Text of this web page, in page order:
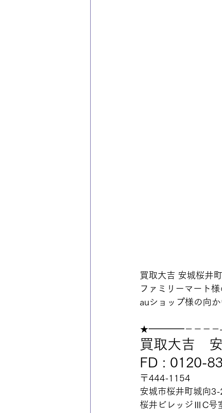
買取大吉 安城桜井
ファミリーマート
auショップ様の向
★━━━━－－
買取大吉　
FD : 0120-
〒444-1154
安城市桜井町城向
桜井ビレッジⅢC号